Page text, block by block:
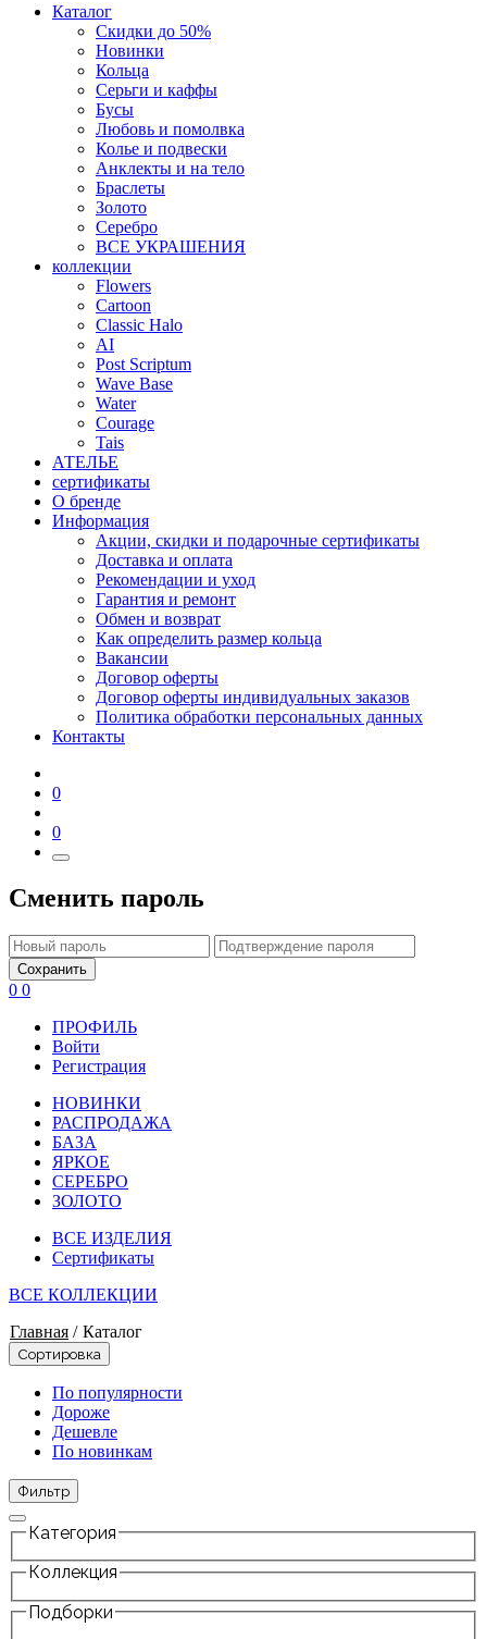
Каталог
Скидки до 50%
Новинки
Кольца
Серьги и каффы
Бусы
Любовь и помолвка
Колье и подвески
Анклекты и на тело
Браслеты
Золото
Серебро
ВСЕ УКРАШЕНИЯ
коллекции
Flowers
Cartoon
Classic Halo
AI
Post Scriptum
Wave Base
Water
Courage
Tais
АТЕЛЬЕ
сертификаты
О бренде
Информация
Акции, скидки и подарочные сертификаты
Доставка и оплата
Рекомендации и уход
Гарантия и ремонт
Обмен и возврат
Как определить размер кольца
Вакансии
Договор оферты
Договор оферты индивидуальных заказов
Политика обработки персональных данных
Контакты
0
0
Сменить пароль
Сохранить
0 0
ПРОФИЛЬ
Войти
Регистрация
НОВИНКИ
РАСПРОДАЖА
БАЗА
ЯРКОЕ
СЕРЕБРО
ЗОЛОТО
ВСЕ ИЗДЕЛИЯ
Сертификаты
ВСЕ КОЛЛЕКЦИИ
Главная / Каталог
Сортировка
По популярности
Дороже
Дешевле
По новинкам
Фильтр
Категория
Коллекция
Подборки